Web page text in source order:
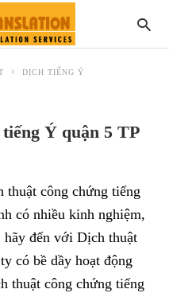
DỊCH TIẾNG Ý
Ý quận 5 TP
thuật công chứng tiếng
có nhiều kinh nghiệm,
đến với Dịch thuật
có bề dầy hoạt động
thuật công chứng tiếng